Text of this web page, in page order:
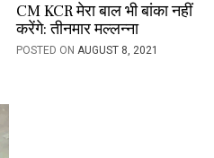
CM KCR मेरा बाल भी बांका नहीं
करेंगे: तीनमार मल्लन्ना
POSTED ONAUGUST 8, 2021